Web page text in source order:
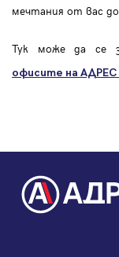
мечтания от вас
Тук може да се
офисите на АДРЕС